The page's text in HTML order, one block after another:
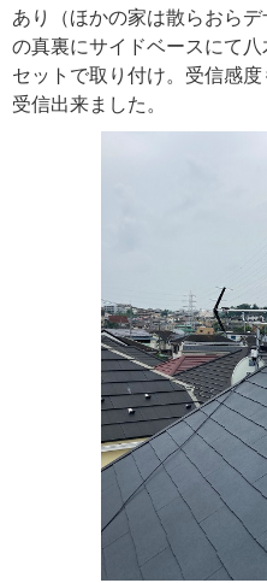
あり（ほかの家は散らおら
の真裏にサイドベースにて
セットで取り付け。受信感
受信出来ました。